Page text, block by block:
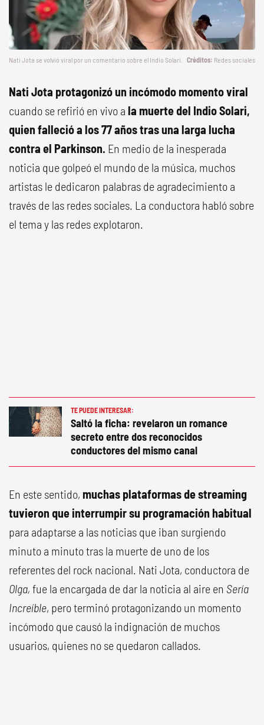
Nati Jota se volvió viral por un comentario sobre el Indio Solari. Redes sociales
Nati Jota protagonizó un incómodo momento viral
cuando se refirió en vivo a la muerte del Indio Solari,
quien falleció a los 77 años tras una larga lucha
contra el Parkinson. En medio de la inesperada
noticia que golpeó el mundo de la música, muchos
artistas le dedicaron palabras de agradecimiento a
través de las redes sociales. La conductora habló sobre
el tema y las redes explotaron.
TE PUEDE INTERESAR:
Saltó la ficha: revelaron un romance
secreto entre dos reconocidos
conductores del mismo canal
En este sentido, muchas plataformas de streaming
tuvieron que interrumpir su programación habitual
para adaptarse a las noticias que iban surgiendo
minuto a minuto tras la muerte de uno de los
referentes del rock nacional. Nati Jota, conductora de
Olga, fue la encargada de dar la noticia al aire en Sería
Increíble, pero terminó protagonizando un momento
incómodo que causó la indignación de muchos
usuarios, quienes no se quedaron callados.